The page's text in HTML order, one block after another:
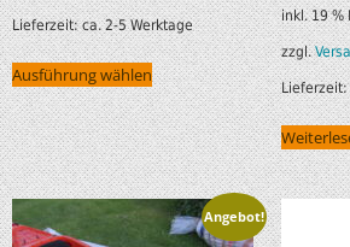
Lieferzeit:ca. 2-5 Werktage
Ausführung wählen
inkl. 19 %
zzgl.
Lieferzeit:
Angebot!